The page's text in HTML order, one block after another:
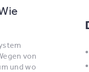
von
und wo